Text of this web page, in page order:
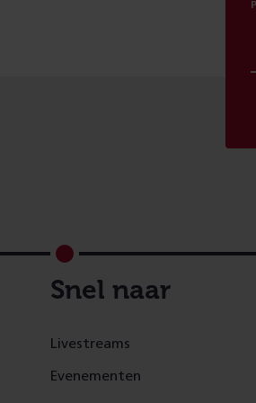
Footer
Snel naar
Livestreams
Evenementen